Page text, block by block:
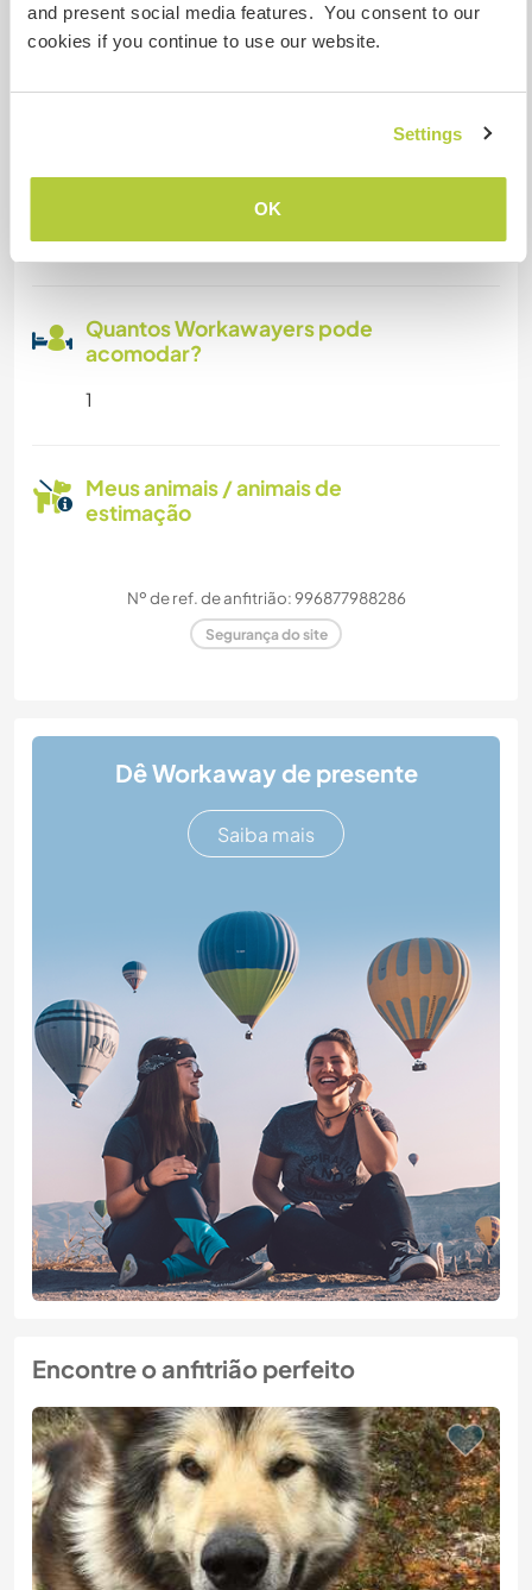
and present social media features. You consent to our
cookies if you continue to use our website.
Settings
OK
Acesso à internet limitado
Somos fumantes
Pode hospedar famílias
Quantos Workawayers pode
acomodar?
1
Meus animais / animais de
estimação
Nº de ref. de anfitrião: 996877988286
Segurança do site
Dê Workaway de presente
Saiba mais
Encontre o anfitrião perfeito